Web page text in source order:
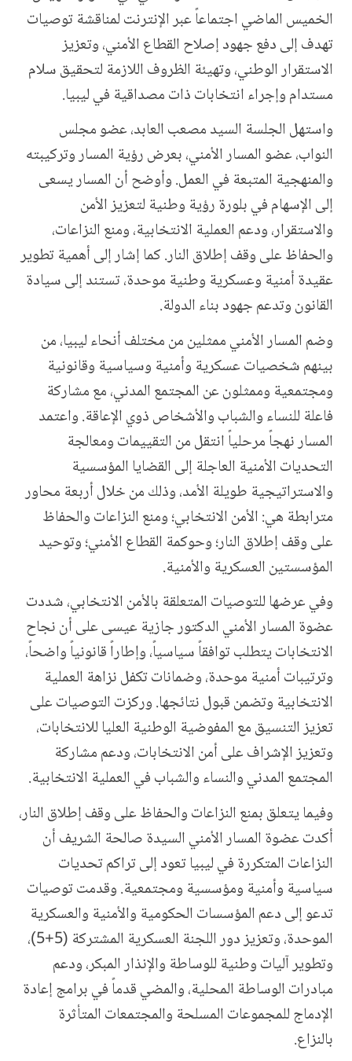
الخميس الماضي اجتماعاً عبر الإنترنت لمناقشة توصيات
تهدف إلى دفع جهود إصلاح القطاع الأمني، وتعزيز
الاستقرار الوطني، وتهيئة الظروف اللازمة لتحقيق سلام
مستدام وإجراء انتخابات ذات مصداقية في ليبيا.
واستهل الجلسة السيد مصعب العابد، عضو مجلس
النواب، عضو المسار الأمني، بعرض رؤية المسار وتركيبته
والمنهجية المتبعة في العمل. وأوضح أن المسار يسعى
إلى الإسهام في بلورة رؤية وطنية لتعزيز الأمن
والاستقرار، ودعم العملية الانتخابية، ومنع النزاعات،
والحفاظ على وقف إطلاق النار. كما إشار إلى أهمية تطوير
عقيدة أمنية وعسكرية وطنية موحدة، تستند إلى سيادة
القانون وتدعم جهود بناء الدولة.
وضم المسار الأمني ممثلين من مختلف أنحاء ليبيا، من
بينهم شخصيات عسكرية وأمنية وسياسية وقانونية
ومجتمعية وممثلون عن المجتمع المدني، مع مشاركة
فاعلة للنساء والشباب والأشخاص ذوي الإعاقة. واعتمد
المسار نهجاً مرحلياً انتقل من التقييمات ومعالجة
التحديات الأمنية العاجلة إلى القضايا المؤسسية
والاستراتيجية طويلة الأمد، وذلك من خلال أربعة محاور
مترابطة هي: الأمن الانتخابي؛ ومنع النزاعات والحفاظ
على وقف إطلاق النار؛ وحوكمة القطاع الأمني؛ وتوحيد
المؤسستين العسكرية والأمنية.
وفي عرضها للتوصيات المتعلقة بالأمن الانتخابي، شددت
عضوة المسار الأمني الدكتور جازية عيسى على أن نجاح
الانتخابات يتطلب توافقاً سياسياً، وإطاراً قانونياً واضحاً،
وترتيبات أمنية موحدة، وضمانات تكفل نزاهة العملية
الانتخابية وتضمن قبول نتائجها. وركزت التوصيات على
تعزيز التنسيق مع المفوضية الوطنية العليا للانتخابات،
وتعزيز الإشراف على أمن الانتخابات، ودعم مشاركة
المجتمع المدني والنساء والشباب في العملية الانتخابية.
وفيما يتعلق بمنع النزاعات والحفاظ على وقف إطلاق النار،
أكدت عضوة المسار الأمني السيدة صالحة الشريف أن
النزاعات المتكررة في ليبيا تعود إلى تراكم تحديات
سياسية وأمنية ومؤسسية ومجتمعية. وقدمت توصيات
تدعو إلى دعم المؤسسات الحكومية والأمنية والعسكرية
الموحدة، وتعزيز دور اللجنة العسكرية المشتركة (5+5)،
وتطوير آليات وطنية للوساطة والإنذار المبكر، ودعم
مبادرات الوساطة المحلية، والمضي قدماً في برامج إعادة
الإدماج للمجموعات المسلحة والمجتمعات المتأثرة
بالنزاع.